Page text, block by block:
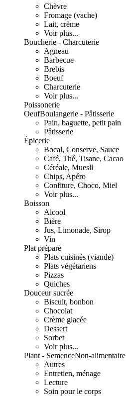
Chèvre
Fromage (vache)
Lait, crème
Voir plus...
Boucherie - Charcuterie
Agneau
Barbecue
Brebis
Boeuf
Charcuterie
Voir plus...
Poissonerie
OeufBoulangerie - Pâtisserie
Pain, baguette, petit pain
Pâtisserie
Épicerie
Bocal, Conserve, Sauce
Café, Thé, Tisane, Cacao
Céréale, Muesli
Chips, Apéro
Confiture, Choco, Miel
Voir plus...
Boisson
Alcool
Bière
Jus, Limonade, Sirop
Vin
Plat préparé
Plats cuisinés (viande)
Plats végétariens
Pizzas
Quiches
Douceur sucrée
Biscuit, bonbon
Chocolat
Crème glacée
Dessert
Sorbet
Voir plus...
Plant - SemenceNon-alimentaire
Autres
Entretien, ménage
Lecture
Soin pour le corps